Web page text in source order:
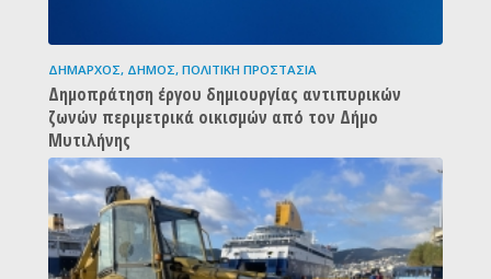
ΔΉΜΑΡΧΟΣ, ΔΉΜΟΣ, ΠΟΛΙΤΙΚΉ ΠΡΟΣΤΑΣΊΑ
Δημοπράτηση έργου δημιουργίας αντιπυρικών
ζωνών περιμετρικά οικισμών από τον Δήμο
Μυτιλήνης